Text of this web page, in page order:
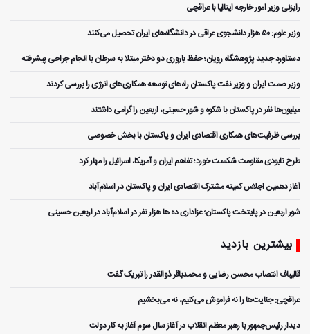
رایزنی وزیر امور خارجه ایتالیا با عراقچی
وزیر علوم: ۵۰ هزار دانشجوی عراقی در دانشگاه‌های ایران تحصیل می‌کنند
دستاورد جدید پژوهشگاه رویان؛ حفظ باروری دو دختر مبتلا به سرطان با انجام جراحی پیشرفته
وزیر صمت ایران و وزیر نفت پاکستان راه‌های توسعه همکاری‌های انرژی را بررسی کردند
میلیون‌ها نفر در پاکستان با شکوه و شور حسینی، اربعین را گرامی داشتند
بررسی ظرفیت‌های همکاری اقتصادی ایران و پاکستان با بخش خصوصی
طرح نابودی مقاومت شکست خورد؛ تفاهم ایران و آمریکا، اسرائیل را مهار کرد
آغاز دهمین اجلاس کمیته مشترک اقتصادی ایران و پاکستان در اسلام‌آباد
شور اربعین در پایتخت پاکستان؛ عزاداری ده ها هزار نفر در اسلام‌آباد در اربعین حسینی
بیشترین بازدید
قالیباف انتصاب محسن رضایی و محمدباقر ذوالقدر را تبریک گفت
عراقچی: جنایت‌ها را نه فراموش می‌کنیم، نه می‌بخشیم
دیدار رئیس‌جمهور با رهبر معظم انقلاب در آغاز سال سوم آغاز به کار دولت